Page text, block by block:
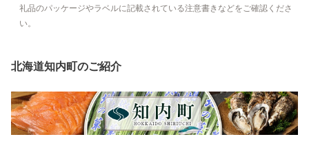
礼品のパッケージやラベルに記載されている注意書きなどをご確認くださ
い。
北海道知内町のご紹介